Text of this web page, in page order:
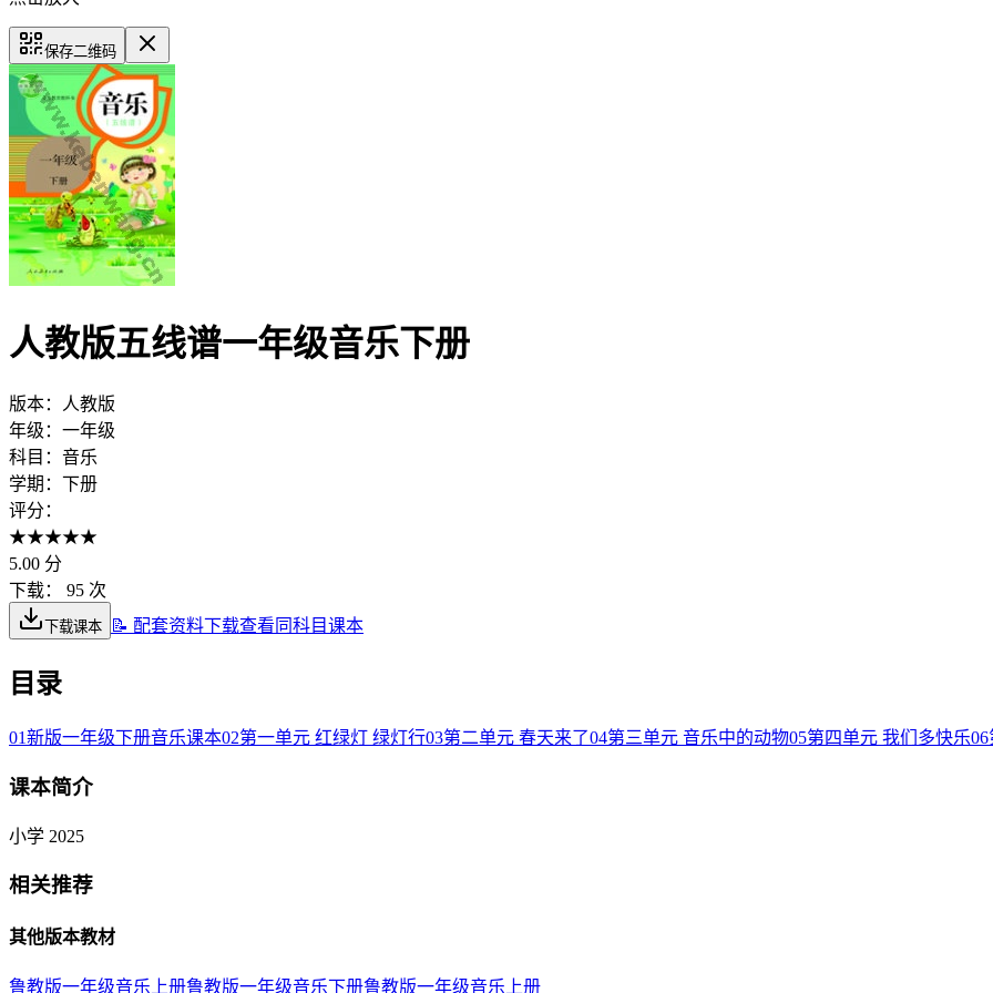
保存二维码
人教版五线谱一年级音乐下册
版本：
人教版
年级： 一年级
科目： 音乐
学期： 下册
评分：
★★★★★
5.00 分
下载：
95 次
下载课本 📝 配套资料下载查看同科目课本
目录
01新版一年级下册音乐课本02第一单元 红绿灯 绿灯行03第二单元 春天来了04第三单元 音乐中的动物05第四单元 我们多快乐06
课本简介
小学 2025
相关推荐
其他版本教材
鲁教版一年级音乐上册鲁教版一年级音乐下册鲁教版一年级音乐上册